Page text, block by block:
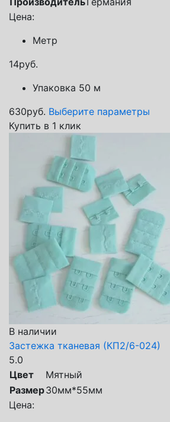
Цена:
Метр
14руб.
Упаковка 50 м
630руб. Выберите параметры
Купить в 1 клик
В наличии
Застежка тканевая (КП2/6-024)
5.0
Цвет
Мятный
Размер30мм*55мм
Цена: